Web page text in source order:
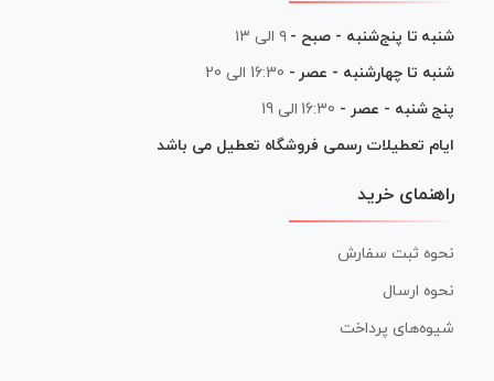
شنبه تا پنج‌شنبه - صبح - ۹ الی ۱۳
شنبه تا چهارشنبه - عصر - 16:30 الی 20
پنج شنبه - عصر - 16:30 الی 19
ایام تعطیلات رسمی فروشگاه تعطیل می باشد
راهنمای خرید
نحوه ثبت سفارش
نحوه ارسال
شیوه‌های پرداخت